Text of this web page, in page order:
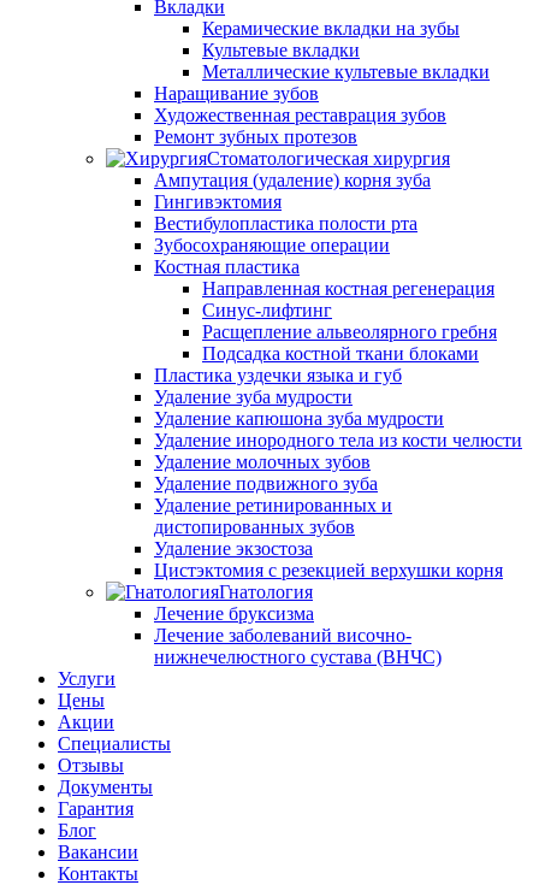
Вкладки
Керамические вкладки на зубы
Культевые вкладки
Металлические культевые вкладки
Наращивание зубов
Художественная реставрация зубов
Ремонт зубных протезов
Стоматологическая хирургия
Ампутация (удаление) корня зуба
Гингивэктомия
Вестибулопластика полости рта
Зубосохраняющие операции
Костная пластика
Направленная костная регенерация
Синус-лифтинг
Расщепление альвеолярного гребня
Подсадка костной ткани блоками
Пластика уздечки языка и губ
Удаление зуба мудрости
Удаление капюшона зуба мудрости
Удаление инородного тела из кости челюсти
Удаление молочных зубов
Удаление подвижного зуба
Удаление ретинированных и
дистопированных зубов
Удаление экзостоза
Цистэктомия с резекцией верхушки корня
Гнатология
Лечение бруксизма
Лечение заболеваний височно-
нижнечелюстного сустава (ВНЧС)
Услуги
Цены
Акции
Специалисты
Отзывы
Документы
Гарантия
Блог
Вакансии
Контакты